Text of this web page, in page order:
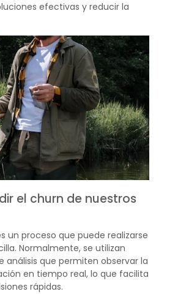
efectivas y reducir la
el churn de nuestros
un proceso que puede realizarse
Normalmente, se utilizan
análisis que permiten observar la
en tiempo real, lo que facilita
rápidas.